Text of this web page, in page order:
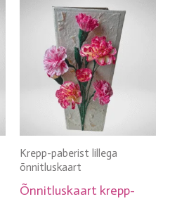
Krepp-paberist lillega
õnnitluskaart
Õnnitluskaart krepp-